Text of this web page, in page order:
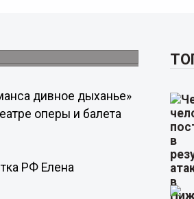
дивное дыханье»
оперы и балета
РФ Елена